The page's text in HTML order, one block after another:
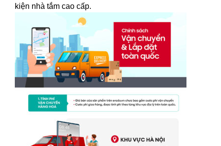
kiện nhà tắm cao cấp.